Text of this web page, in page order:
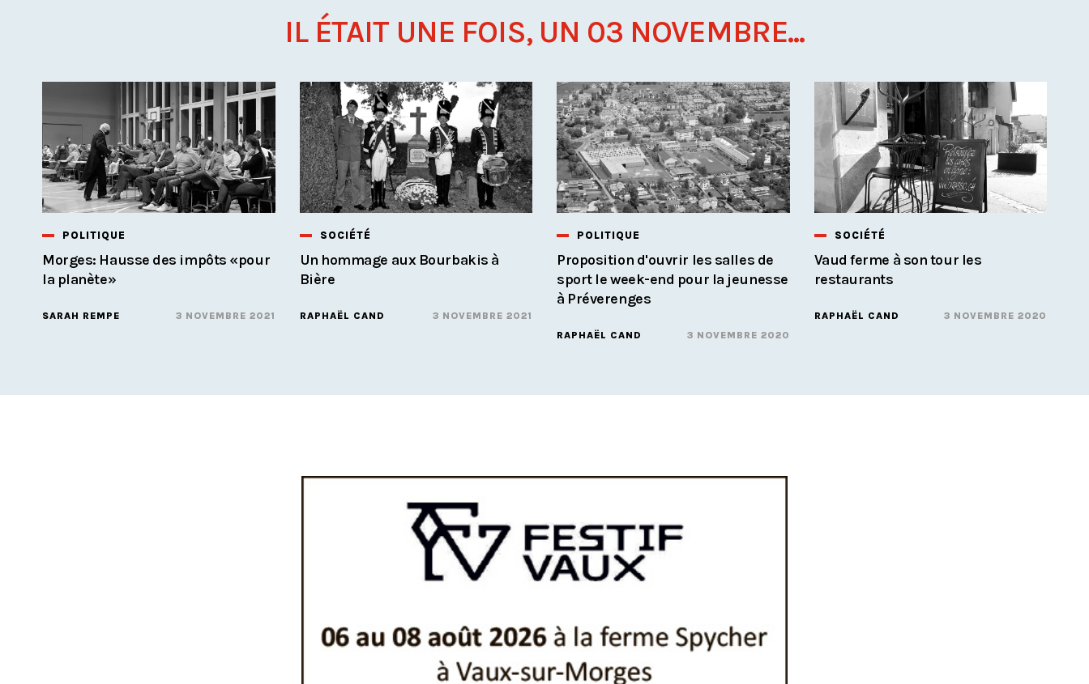
IL ÉTAIT UNE FOIS, UN 03 NOVEMBRE...
POLITIQUE
Morges: Hausse des impôts «pour
la planète»
SARAH REMPE 3 NOVEMBRE 2021
SOCIÉTÉ
Un hommage aux Bourbakis à
Bière
RAPHAËL CAND 3 NOVEMBRE 2021
POLITIQUE
Proposition d'ouvrir les salles de
sport le week-end pour la jeunesse
à Préverenges
RAPHAËL CAND 3 NOVEMBRE 2020
SOCIÉTÉ
Vaud ferme à son tour les
restaurants
RAPHAËL CAND 3 NOVEMBRE 2020